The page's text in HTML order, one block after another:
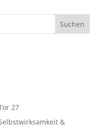
27
&